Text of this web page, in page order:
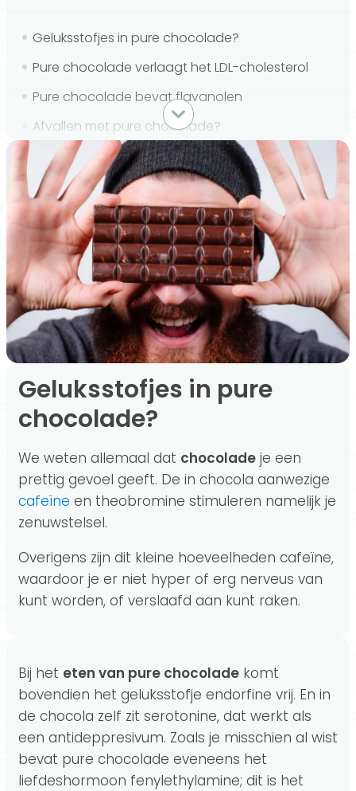
Geluksstofjes in pure chocolade?
Pure chocolade verlaagt het LDL-cholesterol
Pure chocolade bevat flavanolen
Afvallen met pure chocolade?
Andere gezondheidsvoordelen
Hoeveel pure chocolade kan ik per dag eten?
De voordelen van rauwe cacao
Geluksstofjes in pure
chocolade?
We weten allemaal dat chocolade je een
prettig gevoel geeft. De in chocola aanwezige
cafeïne en theobromine stimuleren namelijk je
zenuwstelsel.
Overigens zijn dit kleine hoeveelheden cafeïne,
waardoor je er niet hyper of erg nerveus van
kunt worden, of verslaafd aan kunt raken.
Bij het eten van pure chocolade komt
bovendien het geluksstofje endorfine vrij. En in
de chocola zelf zit serotonine, dat werkt als
een antideppresivum. Zoals je misschien al wist
bevat pure chocolade eveneens het
liefdeshormoon fenylethylamine; dit is het